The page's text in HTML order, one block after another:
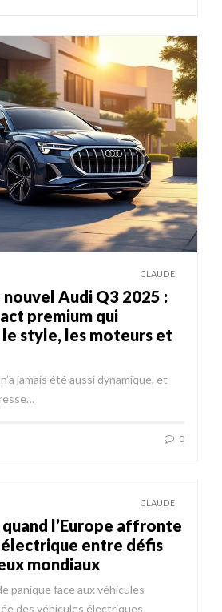
CLAUDE
Audi Q3 2025 :
premium qui
style, les moteurs et
jamais été aussi dynamique, et
0
CLAUDE
l’Europe affronte
entre défis
mondiaux
panique face aux véhicules
des véhicules électriques